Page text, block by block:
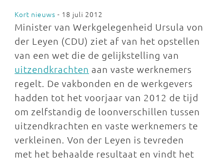
Kort nieuws - 18 juli 2012
Minister van Werkgelegenheid Ursula von
der Leyen (CDU) ziet af van het opstellen
van een wet die de gelijkstelling van
uitzendkrachten aan vaste werknemers
regelt. De vakbonden en de werkgevers
hadden tot het voorjaar van 2012 de tijd
om zelfstandig de loonverschillen tussen
uitzendkrachten en vaste werknemers te
verkleinen. Von der Leyen is tevreden
met het behaalde resultaat en vindt het